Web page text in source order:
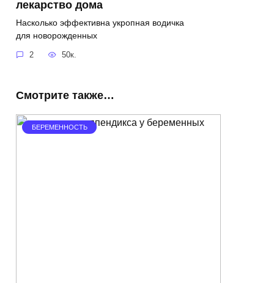
лекарство дома
Насколько эффективна укропная водичка
для новорожденных
2 50к.
Смотрите также…
БЕРЕМЕННОСТЬ